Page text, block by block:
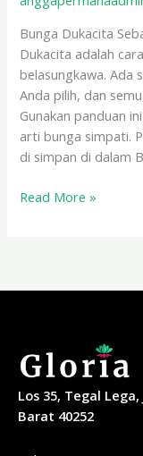
Bunga Dukacita
Dukacita adalah
belasungkawa. Ada
Anda pilih, dan
Gunakan panduan
arti bunga simpati.
di simpan di dalam
Read More »
Los 35, Tegal
Barat 40252